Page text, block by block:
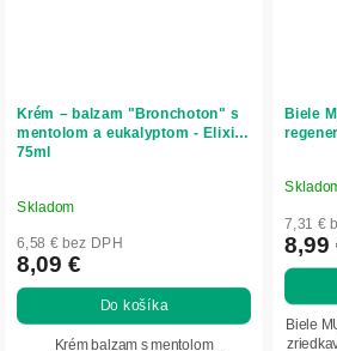
Krém – balzam "Bronchoton" s
mentolom a eukalyptom - Elixir -
75ml
Skladom
6,58 € bez DPH
8,09 €
Do košíka
Krém balzam s mentolom
Biele
je
4,8
z
5
7,31 €
8,99
Biele